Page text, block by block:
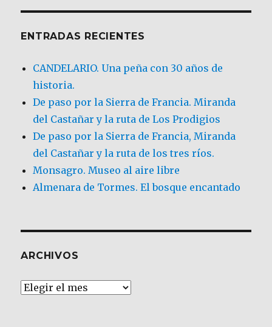
ENTRADAS RECIENTES
CANDELARIO. Una peña con 30 años de
historia.
De paso por la Sierra de Francia. Miranda
del Castañar y la ruta de Los Prodigios
De paso por la Sierra de Francia, Miranda
del Castañar y la ruta de los tres ríos.
Monsagro. Museo al aire libre
Almenara de Tormes. El bosque encantado
ARCHIVOS
Archivos